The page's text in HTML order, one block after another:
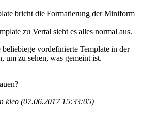
bricht die Formatierung der Miniform
zu Vertal sieht es alles normal aus.
vordefinierte Template in der
um zu sehen, was gemeint ist.
kleo (07.06.2017 15:33:05)